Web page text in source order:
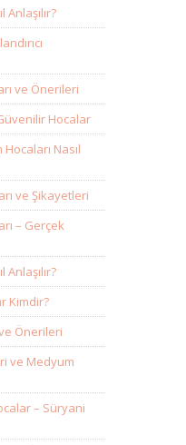
ve Önerileri
Hocalar
Nasıl
ve Şikayetleri
– Gerçek
Kimdir?
Önerileri
ve Medyum
– Süryani